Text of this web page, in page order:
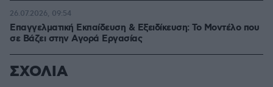
Επαγγελματική Εκπαίδευση & Εξειδίκευση: Το Mοντέλο που
σε Bάζει στην Aγορά Eργασίας
26.07.2026, 09:54
ΣΧΟΛΙΑ